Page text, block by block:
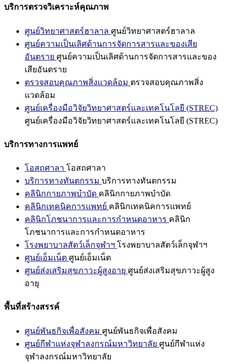
บริการตรวจวิเคราะห์คุณภาพ
ศูนย์วิทยาศาสตร์ฮาลาล ศูนย์วิทยาศาสตร์ฮาลาล
ศูนย์ความเป็นเลิศด้านการจัดการสารและของเสีย
อันตราย ศูนย์ความเป็นเลิศด้านการจัดการสารและของ
เสียอันตราย
ตรวจสอบคุณภาพสิ่งแวดล้อม ตรวจสอบคุณภาพสิ่ง
แวดล้อม
ศูนย์เครื่องมือวิจัยวิทยาศาสตร์และเทคโนโลยี (STREC)
ศูนย์เครื่องมือวิจัยวิทยาศาสตร์และเทคโนโลยี (STREC)
บริการทางการแพทย์
โอสถศาลา โอสถศาลา
บริการทางทันตกรรม บริการทางทันตกรรม
คลินิกกายภาพบำบัด คลินิกกายภาพบำบัด
คลินิกเทคนิคการแพทย์ คลินิกเทคนิคการแพทย์
คลินิกโภชนาการและการกำหนดอาหาร คลินิก
โภชนาการและการกำหนดอาหาร
โรงพยาบาลสัตว์เล็กจุฬาฯ โรงพยาบาลสัตว์เล็กจุฬาฯ
ศูนย์เอ็มเน็ต ศูนย์เอ็มเน็ต
ศูนย์ส่งเสริมสุขภาวะผู้สูงอายุ ศูนย์ส่งเสริมสุขภาวะผู้สูง
อายุ
พื้นที่สร้างสรรค์
ศูนย์พันธกิจเพื่อสังคม ศูนย์พันธกิจเพื่อสังคม
ศูนย์กีฬาแห่งจุฬาลงกรณ์มหาวิทยาลัย ศูนย์กีฬาแห่ง
จุฬาลงกรณ์มหาวิทยาลัย